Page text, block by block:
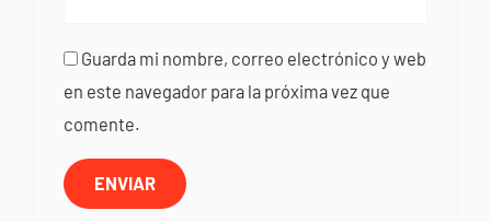
Guarda mi nombre, correo electrónico y web
en este navegador para la próxima vez que
comente.